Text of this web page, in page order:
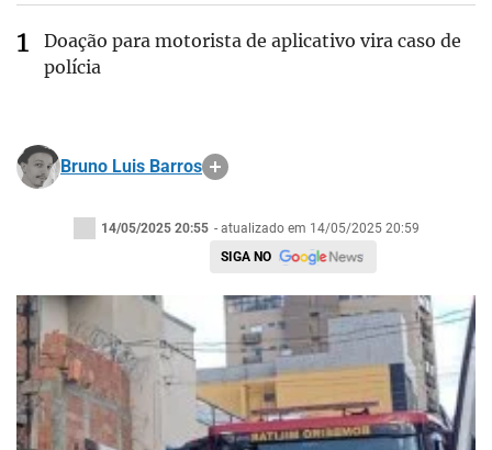
Doação para motorista de aplicativo vira caso de
polícia
Bruno Luis Barros
14/05/2025 20:55 - atualizado em 14/05/2025 20:59
SIGA NO